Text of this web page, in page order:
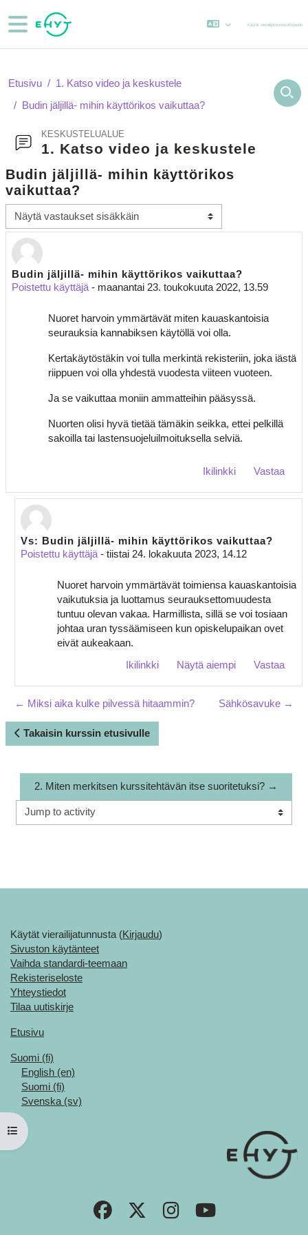
Sivupaneeli
Käytät vierailijatunnustaKirjaudu
Avaa kurssisisältö
Etusivu
1. Katso video ja keskustele
Budin jäljillä- mihin käyttörikos vaikuttaa?
KESKUSTELUALUE
1. Katso video ja keskustele
Budin jäljillä- mihin käyttörikos
vaikuttaa?
Näytön tila
Budin jäljillä- mihin käyttörikos vaikuttaa?
Poistettu käyttäjä- maanantai 23. toukokuuta 2022, 13.59
Vastausten määrä: 1
Nuoret harvoin ymmärtävät miten kauaskantoisia
seurauksia kannabiksen käytöllä voi olla.
Kertakäytöstäkin voi tulla merkintä rekisteriin, joka iästä
riippuen voi olla yhdestä vuodesta viiteen vuoteen.
Ja se vaikuttaa moniin ammatteihin pääsyssä.
Nuorten olisi hyvä tietää tämäkin seikka, ettei pelkillä
sakoilla tai lastensuojeluilmoituksella selviä.
Ikilinkki Vastaa
Vastaus Poistettu käyttäjä
Vs: Budin jäljillä- mihin käyttörikos vaikuttaa?
Poistettu käyttäjä- tiistai 24. lokakuuta 2023, 14.12
Nuoret harvoin ymmärtävät toimiensa kauaskantoisia
vaikutuksia ja luottamus seurauksettomuudesta
tuntuu olevan vakaa. Harmillista, sillä se voi tosiaan
johtaa uran tyssäämiseen kun opiskelupaikan ovet
eivät aukeakaan.
Ikilinkki
Näytä aiempi Vastaa
← Miksi aika kulke pilvessä hitaammin? Sähkösavuke →
Takaisin kurssin etusivulle
Jump to activity
2. Miten merkitsen kurssitehtävän itse suoritetuksi? →
Käytät vierailijatunnusta (Kirjaudu)
Sivuston käytänteet
Vaihda standardi-teemaan
Rekisteriseloste
Yhteystiedot
Tilaa uutiskirje
Etusivu
Suomi ‎(fi)‎
English ‎(en)‎
Suomi ‎(fi)‎
Svenska ‎(sv)‎